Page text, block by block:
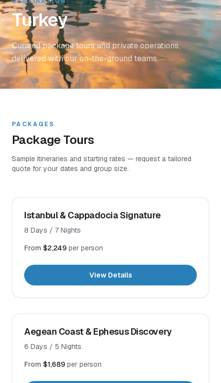
Turkey
Curated package tours and private operations,
delivered with our on-the-ground teams.
PACKAGES
Package Tours
Sample itineraries and starting rates — request a tailored
quote for your dates and group size.
Istanbul & Cappadocia Signature
8 Days / 7 Nights
From $2,249 per person
View Details
Aegean Coast & Ephesus Discovery
6 Days / 5 Nights
From $1,689 per person